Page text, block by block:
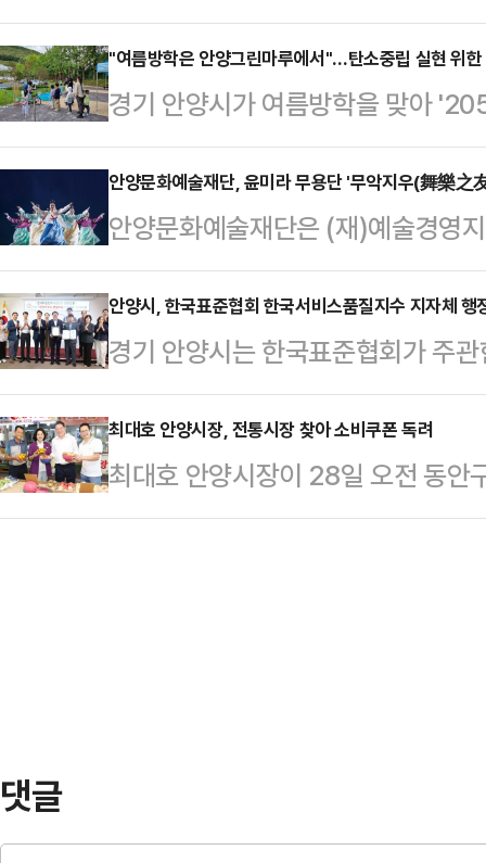
복구 작업에 동참했다.최 시장을 비
터 직원, 대한적십자봉사회 안양시
백둔리를 찾아 침수주택 내부 정리,
도왔다.시는 침수 침해로 큰 어려움
상 회복을 위해 이번 수해복구 자원
재난에 고통받는 이웃을 위해 힘을
으로도 안양시는 …
"여름방학은 안양그린마루에서"…탄소중립 실현 위한
경기 안양시가 여름방학을 맞아
교육의 일환으로 유아 및 초등학생
터 10일간 운영한다고 밝혔다.이번
을 통해 탄소중립 실천 방법을 익히
달을 수 있도록 기획됐다.주요 프
청정기를 만드는 '공기는 안 괜찮
로 만든 책갈피' △쓰레기 의미와 새
에겐 보물!' 등이…
안양문화예술재단, 윤미라 무용단 '무악지우(舞樂之
안양문화예술재단은 (재)예술경영
업'에 선정된 윤미라 무용단의 전
8월 30일 오후 4시 평촌아트홀에
樂之友)'는 '춤(舞)'과 '음악(樂)'의
진수를 깊이 있게 전달하고자 기획
무용단의 섬세하고도 창의적인 해
공연은 고전적인 형식을 유지하면
다. 다채로운 전통춤…
안양시, 한국표준협회 한국서비스품질지수 지자체
경기 안양시는 한국표준협회가 주
SQI) 조사에서 2년 연속으로 지자
다고 28일 밝혔다.한국서비스품질
연구소가 공동 개발해 2000년부터
로 26년째다.이번 조사는 지난 3월
최대호 안양시장, 전통시장 찾아 소비쿠폰 독려
최대호 안양시장이 28일 오전 동안
격려하고 민생회복 소비쿠폰 사용
댓글